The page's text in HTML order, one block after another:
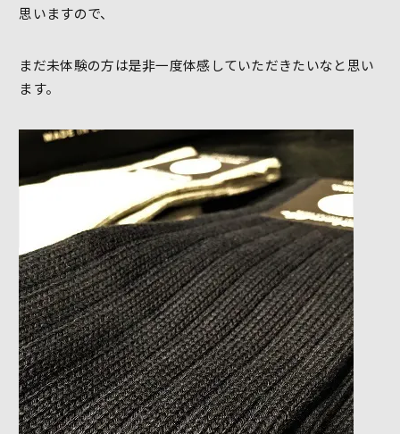
思いますので、
まだ未体験の方は是非一度体感していただきたいなと思い
ます。